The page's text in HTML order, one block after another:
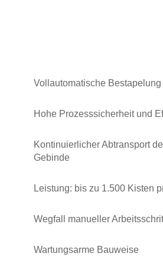
Vollautomatische Bestapelung
Hohe Prozesssicherheit und
Kontinuierlicher Abtransport
Gebinde
Leistung: bis zu 1.500 Kisten
Wegfall manueller
Wartungsarme Bauweise